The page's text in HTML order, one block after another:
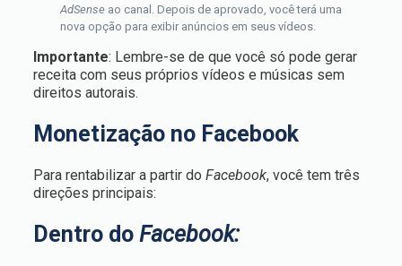
AdSense ao canal. Depois de aprovado, você terá uma
nova opção para exibir anúncios em seus vídeos.
Importante: Lembre-se de que você só pode gerar
receita com seus próprios vídeos e músicas sem
direitos autorais.
Monetização no Facebook
Para rentabilizar a partir do Facebook, você tem três
direções principais:
Dentro do Facebook: